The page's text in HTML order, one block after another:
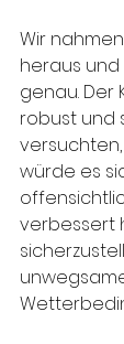
Wir
heraus
genau. Der
robust und
würde es
verbessert